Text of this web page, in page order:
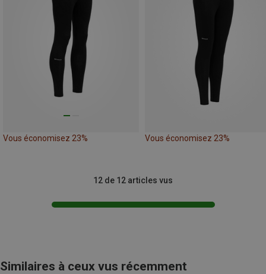
Vous économisez 23% Vous économisez 23%
12 de 12 articles vus
Similaires à ceux vus récemment